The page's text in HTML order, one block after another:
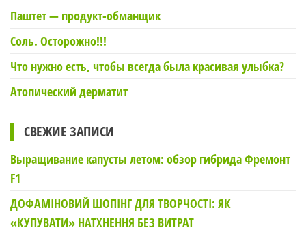
Паштет — продукт-обманщик
Соль. Осторожно!!!
Что нужно есть, чтобы всегда была красивая улыбка?
Атопический дерматит
СВЕЖИЕ ЗАПИСИ
Выращивание капусты летом: обзор гибрида Фремонт
F1
ДОФАМІНОВИЙ ШОПІНГ ДЛЯ ТВОРЧОСТІ: ЯК
«КУПУВАТИ» НАТХНЕННЯ БЕЗ ВИТРАТ